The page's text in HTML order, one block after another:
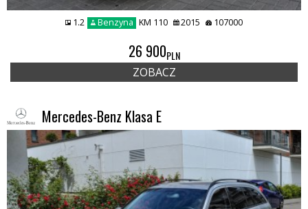
1.2 Benzyna KM 110 2015 107000
26 900PLN
ZOBACZ
Mercedes-Benz Klasa E